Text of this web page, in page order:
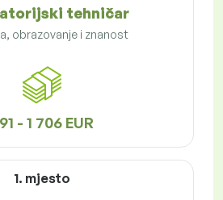
tehničar
obrazovanje i znanost
- 1 706 EUR
1. mjesto